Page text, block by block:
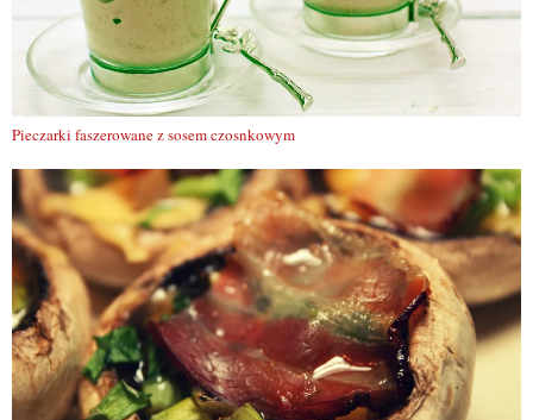
Pieczarki faszerowane z sosem czosnkowym